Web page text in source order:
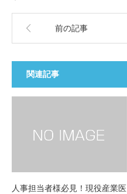
前の記事
関連記事
人事担当者様必見！現役産業医